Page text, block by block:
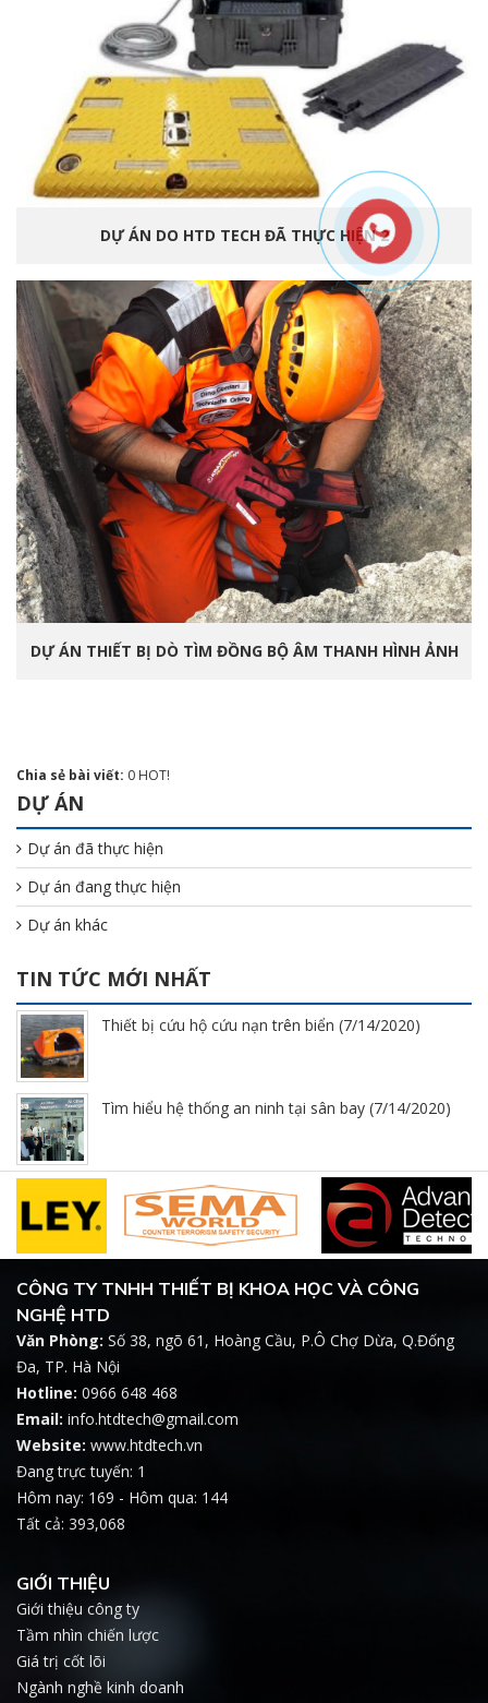
DỰ ÁN DO HTD TECH ĐÃ THỰC HIỆN 2
DỰ ÁN THIẾT BỊ DÒ TÌM ĐỒNG BỘ ÂM THANH HÌNH ẢNH
Chia sẻ bài viết: 0 HOT!
DỰ ÁN
Dự án đã thực hiện
Dự án đang thực hiện
Dự án khác
TIN TỨC MỚI NHẤT
Thiết bị cứu hộ cứu nạn trên biển (7/14/2020)
Tìm hiểu hệ thống an ninh tại sân bay (7/14/2020)
CÔNG TY TNHH THIẾT BỊ KHOA HỌC VÀ CÔNG
NGHỆ HTD
Văn Phòng: Số 38, ngõ 61, Hoàng Cầu, P.Ô Chợ Dừa, Q.Đống
Đa, TP. Hà Nội
Hotline: 0966 648 468
Email: info.htdtech@gmail.com
Website: www.htdtech.vn
Đang trực tuyến: 1
Hôm nay: 169 - Hôm qua: 144
Tất cả: 393,068
GIỚI THIỆU
Giới thiệu công ty
Tầm nhìn chiến lược
Giá trị cốt lõi
Ngành nghề kinh doanh